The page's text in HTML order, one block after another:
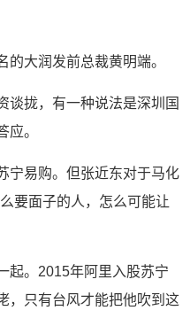
大润发前总裁黄明端。
谈拢，有一种说法是深圳国
应。
宁易购。但张近东对于马化
要面子的人，怎么可能让
起。2015年阿里入股苏宁
，只有台风才能把他吹到这